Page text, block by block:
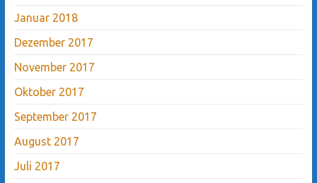
Januar 2018
Dezember 2017
November 2017
Oktober 2017
September 2017
August 2017
Juli 2017